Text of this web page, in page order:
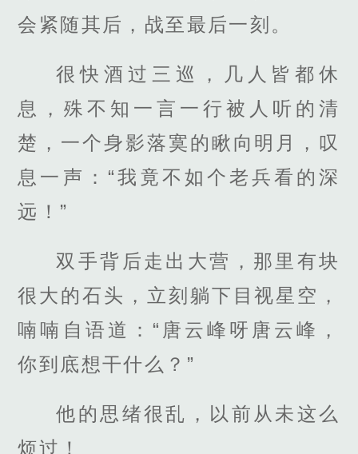
会紧随其后，战至最后一刻。
很快酒过三巡，几人皆都休
息，殊不知一言一行被人听的清
楚，一个身影落寞的瞅向明月，叹
息一声：“我竟不如个老兵看的深
远！”
双手背后走出大营，那里有块
很大的石头，立刻躺下目视星空，
喃喃自语道：“唐云峰呀唐云峰，
你到底想干什么？”
他的思绪很乱，以前从未这么
烦过！